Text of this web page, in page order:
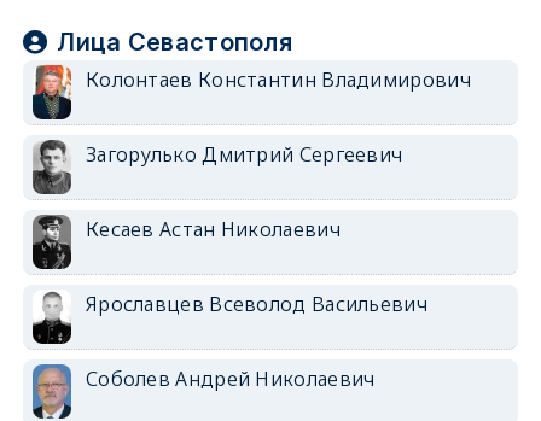
Лица Севастополя
Колонтаев Константин Владимирович
Загорулько Дмитрий Сергеевич
Кесаев Астан Николаевич
Ярославцев Всеволод Васильевич
Соболев Андрей Николаевич